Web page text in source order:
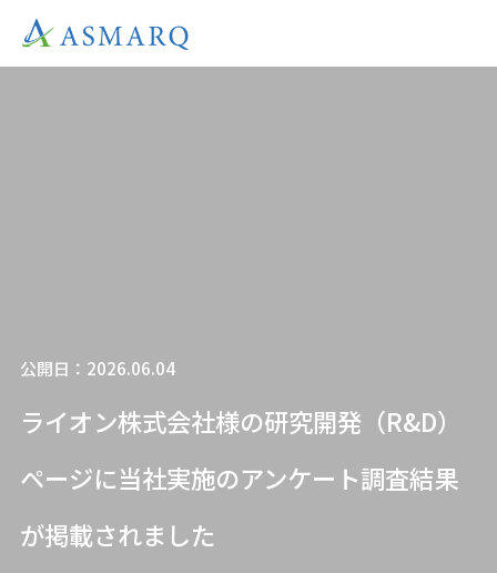
公開日：2026.06.04
ライオン株式会社様の研究開発（R&D）
ページに当社実施のアンケート調査結果
が掲載されました